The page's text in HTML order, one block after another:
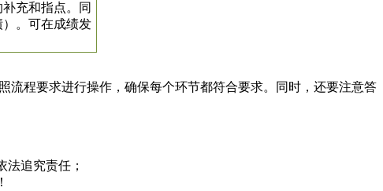
充和指点。同
。可在成绩发
程要求进行操作，确保每个环节都符合要求。同时，还要注意答
法追究责任；